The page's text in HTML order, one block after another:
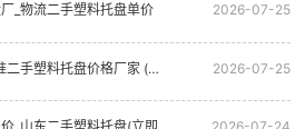
_物流二手塑料托盘单价 2026-07-25
料托盘价格厂家 (在线咨询) 2026-07-25